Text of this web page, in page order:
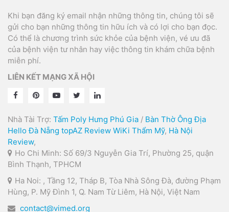
Khi bạn đăng ký email nhận những thông tin, chúng tôi sẽ
gửi cho bạn những thông tin hữu ích và có lợi cho bạn đọc.
Có thể là chương trình sức khỏe của bệnh viện, vé ưu đã
của bệnh viện tư nhân hay việc thông tin khám chữa bệnh
miễn phí.
LIÊN KẾT MẠNG XÃ HỘI
Nhà Tài Trợ: Tấm Poly Hưng Phú Gia / Bàn Thờ Ông Địa
Hello Đà Nẵng topAZ Review WiKi Thẩm Mỹ, Hà Nội
Review,
Ho Chi Minh: Số 69/3 Nguyễn Gia Trí, Phường 25, quận
Bình Thạnh, TPHCM
Ha Noi: , Tầng 12, Tháp B, Tòa Nhà Sông Đà, đường Phạm
Hùng, P. Mỹ Đình 1, Q. Nam Từ Liêm, Hà Nội, Việt Nam
contact@vimed.org